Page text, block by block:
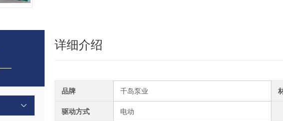
详细介绍
品牌 千岛泵业
驱动方式 电动